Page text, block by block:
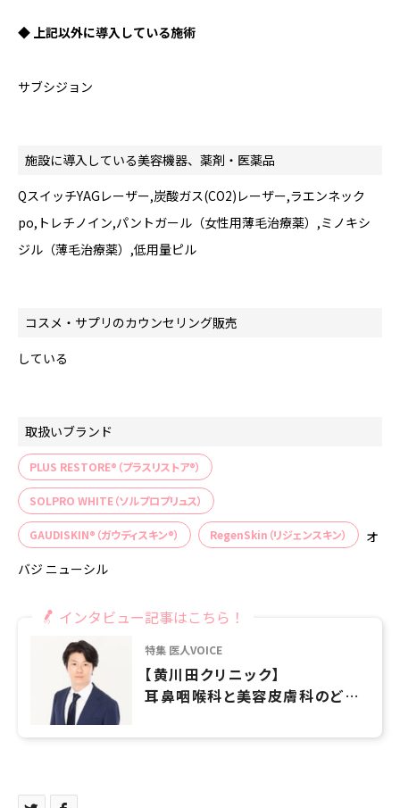
◆ 上記以外に導入している施術
サブシジョン
施設に導入している美容機器、薬剤・医薬品
QスイッチYAGレーザー,炭酸ガス(CO2)レーザー,ラエンネック
po,トレチノイン,パントガール（女性用薄毛治療薬）,ミノキシ
ジル（薄毛治療薬）,低用量ピル
コスメ・サプリのカウンセリング販売
している
取扱いブランド
PLUS RESTORE®（プラスリストア®）
SOLPRO WHITE（ソルプロプリュス）
GAUDISKIN®（ガウディスキン®） RegenSkin（リジェンスキン）
オ
バジ ニューシル
インタビュー記事はこちら！
特集 医人VOICE
【黄川田クリニック】
耳鼻咽喉科と美容皮膚科のどち
て地域医療に貢献していきたい